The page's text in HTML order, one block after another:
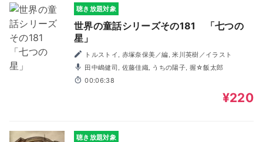
聴き放題対象
世界の童話シリーズその181 「七つの
星」
トルストイ, 赤塚奈保美／編, 米川英樹／イラスト
田中嶋健司, 佐藤佳織, うちの陽子, 握☆飯太郎
00:06:38
¥220
聴き放題対象